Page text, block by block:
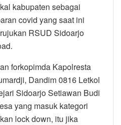
kabupaten sebagai
covid yang saat ini
RSUD Sidoarjo
forkopimda Kapolresta
Dandim 0816 Letkol
Sidoarjo Setiawan Budi
yang masuk kategori
lock down, itu jika